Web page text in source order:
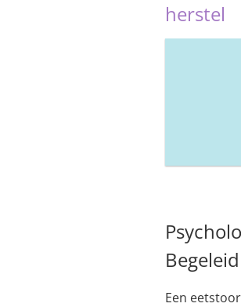
herstel
Een